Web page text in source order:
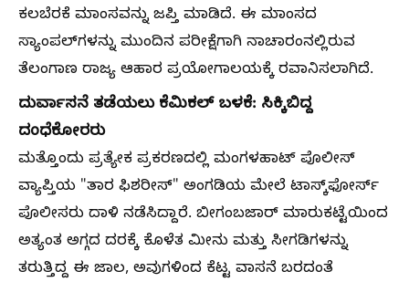
ಕಲಬೆರಕೆ ಮಾಂಸವನ್ನು ಜಪ್ತಿ ಮಾಡಿದೆ. ಈ ಮಾಂಸದ
ಸ್ಯಾಂಪಲ್‌ಗಳನ್ನು ಮುಂದಿನ ಪರೀಕ್ಷೆಗಾಗಿ ನಾಚಾರಂನಲ್ಲಿರುವ
ತೆಲಂಗಾಣ ರಾಜ್ಯ ಆಹಾರ ಪ್ರಯೋಗಾಲಯಕ್ಕೆ ರವಾನಿಸಲಾಗಿದೆ.
ದುರ್ವಾಸನೆ ತಡೆಯಲು ಕೆಮಿಕಲ್ ಬಳಕೆ: ಸಿಕ್ಕಿಬಿದ್ದ
ದಂಧೆಕೋರರು
ಮತ್ತೊಂದು ಪ್ರತ್ಯೇಕ ಪ್ರಕರಣದಲ್ಲಿ ಮಂಗಳಹಾಟ್ ಪೊಲೀಸ್
ವ್ಯಾಪ್ತಿಯ "ತಾರ ಫಿಶರೀಸ್" ಅಂಗಡಿಯ ಮೇಲೆ ಟಾಸ್ಕ್‌ಫೋರ್ಸ್
ಪೊಲೀಸರು ದಾಳಿ ನಡೆಸಿದ್ದಾರೆ. ಬೀಗಂಬಜಾರ್ ಮಾರುಕಟ್ಟೆಯಿಂದ
ಅತ್ಯಂತ ಅಗ್ಗದ ದರಕ್ಕೆ ಕೊಳೆತ ಮೀನು ಮತ್ತು ಸೀಗಡಿಗಳನ್ನು
ತರುತ್ತಿದ್ದ ಈ ಜಾಲ, ಅವುಗಳಿಂದ ಕೆಟ್ಟ ವಾಸನೆ ಬರದಂತೆ